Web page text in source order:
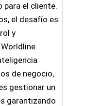
para el cliente.
el desafío es
y
de negocio,
gestionar un
garantizando